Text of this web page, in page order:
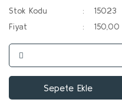
Stok Kodu
15023
Fiyat
150,00
Sepete Ekle